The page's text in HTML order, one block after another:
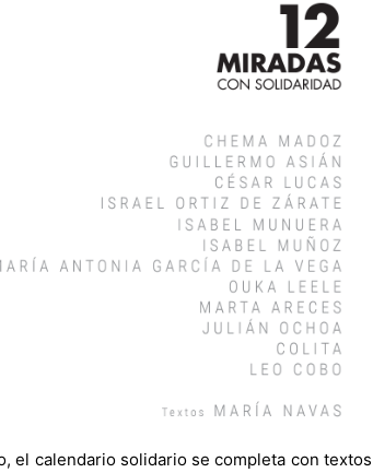
el calendario solidario se completa con textos